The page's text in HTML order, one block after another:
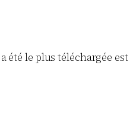
été le plus téléchargée